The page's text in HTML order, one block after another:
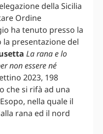
della Sicilia
Ordine
ha tenuto presso la
la presentazione del
La rana e lo
non essere né
2023, 198
che si rifà ad una
nella quale il
rana ed il nord